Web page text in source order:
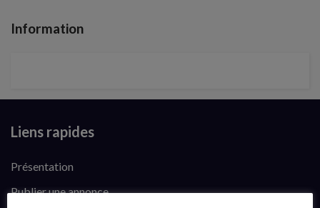
Information
Liens rapides
Présentation
Publier une annonce